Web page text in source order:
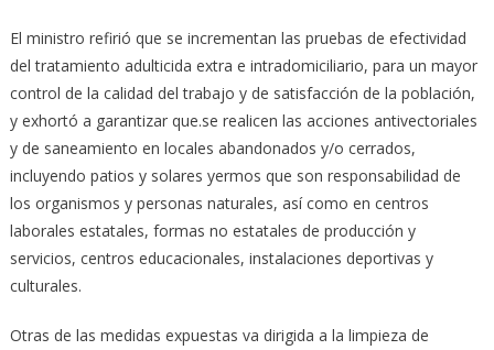
El ministro refirió que se incrementan las pruebas de efectividad
del tratamiento adulticida extra e intradomiciliario, para un mayor
control de la calidad del trabajo y de satisfacción de la población,
y exhortó a garantizar que.se realicen las acciones antivectoriales
y de saneamiento en locales abandonados y/o cerrados,
incluyendo patios y solares yermos que son responsabilidad de
los organismos y personas naturales, así como en centros
laborales estatales, formas no estatales de producción y
servicios, centros educacionales, instalaciones deportivas y
culturales.
Otras de las medidas expuestas va dirigida a la limpieza de